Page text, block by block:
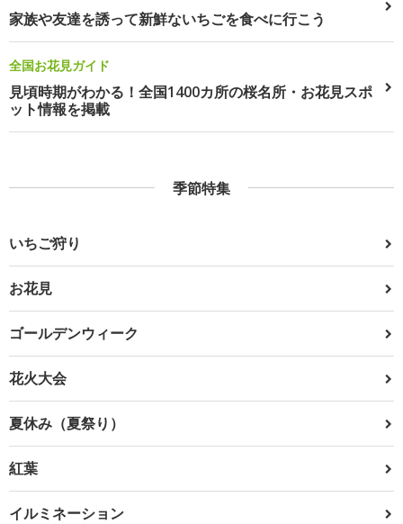
家族や友達を誘って新鮮ないちごを食べに行こう
全国お花見ガイド
見頃時期がわかる！全国1400カ所の桜名所・お花見スポ
ット情報を掲載
季節特集
いちご狩り
お花見
ゴールデンウィーク
花火大会
夏休み（夏祭り）
紅葉
イルミネーション